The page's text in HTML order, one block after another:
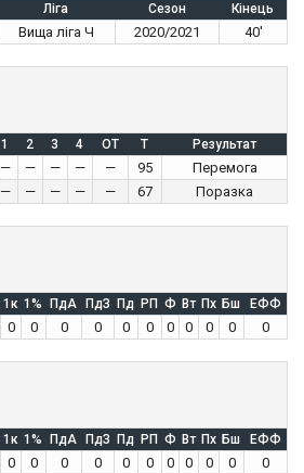
Ліга Сезон Кінець
Вища ліга Ч 2020/2021 40'
1 2 3 4 OT T Результат
— — — — — 95
Перемога
— — — — — 67 Поразка
1к 1% ПдА ПдЗ Пд РП Ф Вт Пх Бш ЕФФ
0 0 0 0 0 0 0 0 0 0 0
1к 1% ПдА ПдЗ Пд РП Ф Вт Пх Бш ЕФФ
0 0 0 0 0 0 0 0 0 0 0